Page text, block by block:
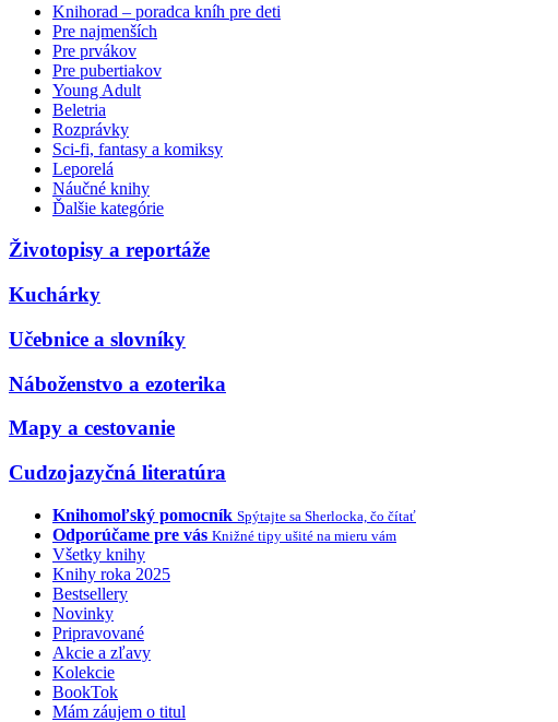
Knihorad – poradca kníh pre deti
Pre najmenších
Pre prvákov
Pre pubertiakov
Young Adult
Beletria
Rozprávky
Sci-fi, fantasy a komiksy
Leporelá
Náučné knihy
Ďalšie kategórie
Životopisy a reportáže
Kuchárky
Učebnice a slovníky
Náboženstvo a ezoterika
Mapy a cestovanie
Cudzojazyčná literatúra
Knihomoľský pomocník Spýtajte sa Sherlocka, čo čítať
Odporúčame pre vás Knižné tipy ušité na mieru vám
Všetky knihy
Knihy roka 2025
Bestsellery
Novinky
Pripravované
Akcie a zľavy
Kolekcie
BookTok
Mám záujem o titul